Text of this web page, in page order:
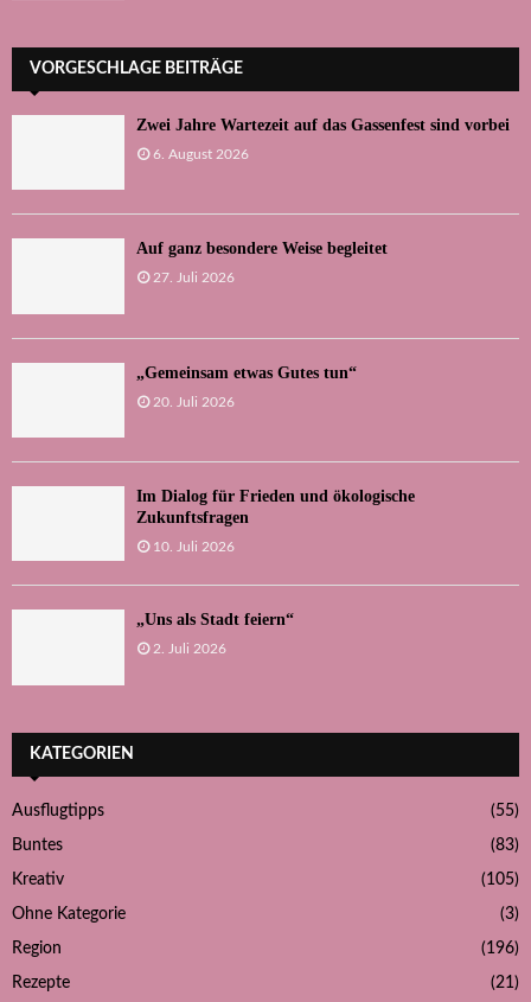
VORGESCHLAGE BEITRÄGE
Zwei Jahre Wartezeit auf das Gassenfest sind vorbei
6. August 2026
Auf ganz besondere Weise begleitet
27. Juli 2026
„Gemeinsam etwas Gutes tun“
20. Juli 2026
Im Dialog für Frieden und ökologische
Zukunftsfragen
10. Juli 2026
„Uns als Stadt feiern“
2. Juli 2026
KATEGORIEN
Ausflugtipps (55)
Buntes (83)
Kreativ (105)
Ohne Kategorie (3)
Region (196)
Rezepte (21)